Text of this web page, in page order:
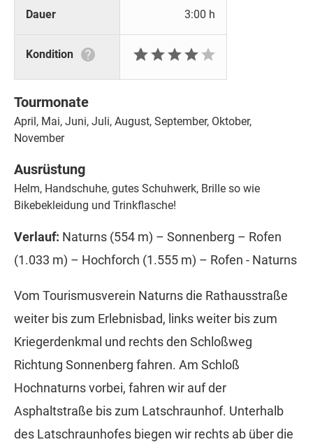
Dauer 3:00 h
Kondition  

Tourmonate
April, Mai, Juni, Juli, August, September, Oktober,
November
Ausrüstung
Helm, Handschuhe, gutes Schuhwerk, Brille so wie
Bikebekleidung und Trinkflasche!
Verlauf: Naturns (554 m) – Sonnenberg – Rofen
(1.033 m) – Hochforch (1.555 m) – Rofen - Naturns
Vom Tourismusverein Naturns die Rathausstraße
weiter bis zum Erlebnisbad, links weiter bis zum
Kriegerdenkmal und rechts den Schloßweg
Richtung Sonnenberg fahren. Am Schloß
Hochnaturns vorbei, fahren wir auf der
Asphaltstraße bis zum Latschraunhof. Unterhalb
des Latschraunhofes biegen wir rechts ab über die